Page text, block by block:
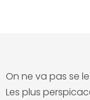
On ne va pas se
Les plus